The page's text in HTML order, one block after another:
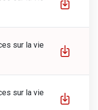
sur la vie
sur la vie